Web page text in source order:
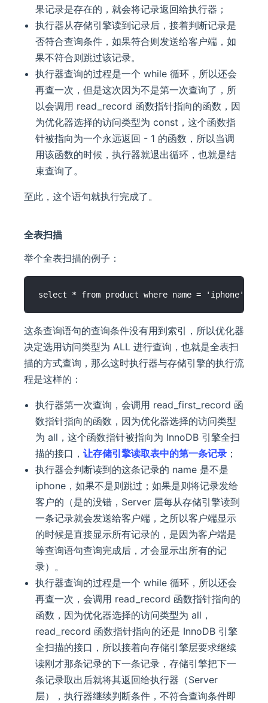
果记录是存在的，就会将记录返回给执行器；
执行器从存储引擎读到记录后，接着判断记录是
否符合查询条件，如果符合则发送给客户端，如
果不符合则跳过该记录。
执行器查询的过程是一个 while 循环，所以还会
再查一次，但是这次因为不是第一次查询了，所
以会调用 read_record 函数指针指向的函数，因
为优化器选择的访问类型为 const，这个函数指
针被指向为一个永远返回 - 1 的函数，所以当调
用该函数的时候，执行器就退出循环，也就是结
束查询了。
至此，这个语句就执行完成了。
全表扫描
举个全表扫描的例子：
这条查询语句的查询条件没有用到索引，所以优化器
决定选用访问类型为 ALL 进行查询，也就是全表扫
描的方式查询，那么这时执行器与存储引擎的执行流
程是这样的：
执行器第一次查询，会调用 read_first_record 函
数指针指向的函数，因为优化器选择的访问类型
为 all，这个函数指针被指向为 InnoDB 引擎全扫
描的接口，让存储引擎读取表中的第一条记录 ；
执行器会判断读到的这条记录的 name 是不是
iphone，如果不是则跳过；如果是则将记录发给
客户的（是的没错，Server 层每从存储引擎读到
一条记录就会发送给客户端，之所以客户端显示
的时候是直接显示所有记录的，是因为客户端是
等查询语句查询完成后，才会显示出所有的记
录）。
执行器查询的过程是一个 while 循环，所以还会
再查一次，会调用 read_record 函数指针指向的
函数，因为优化器选择的访问类型为 all，
read_record 函数指针指向的还是 InnoDB 引擎
全扫描的接口，所以接着向存储引擎层要求继续
读刚才那条记录的下一条记录，存储引擎把下一
条记录取出后就将其返回给执行器（Server
层），执行器继续判断条件，不符合查询条件即